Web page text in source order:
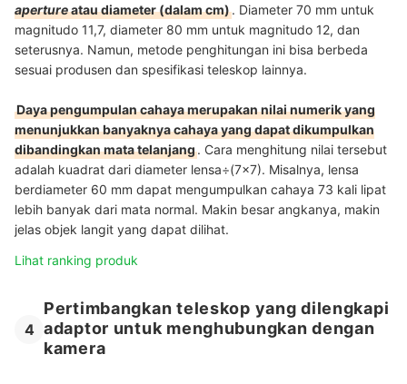
apertureatau diameter (dalam cm). Diameter 70 mm untuk
magnitudo 11,7, diameter 80 mm untuk magnitudo 12, dan
seterusnya. Namun, metode penghitungan ini bisa berbeda
sesuai produsen dan spesifikasi teleskop lainnya.
Daya pengumpulan cahaya merupakan nilai numerik yang
menunjukkan banyaknya cahaya yang dapat dikumpulkan
dibandingkan mata telanjang. Cara menghitung nilai tersebut
adalah kuadrat dari diameter lensa÷(7x7). Misalnya, lensa
berdiameter 60 mm dapat mengumpulkan cahaya 73 kali lipat
lebih banyak dari mata normal. Makin besar angkanya, makin
jelas objek langit yang dapat dilihat.
Lihat ranking produk
4
Pertimbangkan teleskop yang dilengkapi
adaptor untuk menghubungkan dengan
kamera